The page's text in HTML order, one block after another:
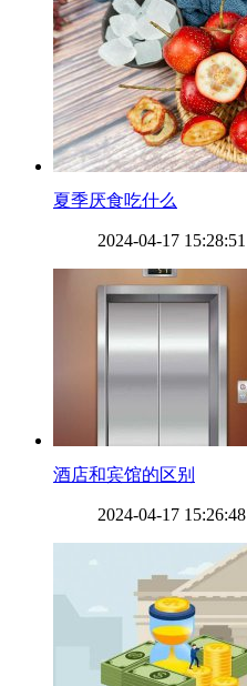
​夏季厌食吃什么
2024-04-17 15:28:51
​酒店和宾馆的区别
2024-04-17 15:26:48